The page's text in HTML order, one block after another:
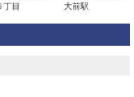
丁目
大前駅